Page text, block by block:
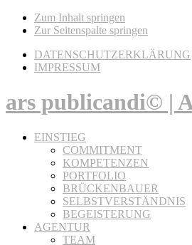
Zum Inhalt springen
Zur Seitenspalte springen
DATENSCHUTZERKLÄRUNG
IMPRESSUM
ars publicandi© |
EINSTIEG
COMMITMENT
KOMPETENZEN
PORTFOLIO
BRÜCKENBAUER
SELBSTVERSTÄNDNIS
BEGEISTERUNG
AGENTUR
TEAM